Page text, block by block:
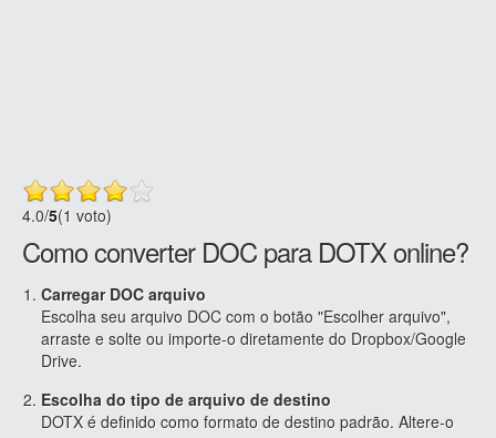
4.0/5(1 voto)
Como converter DOC para DOTX online?
Carregar DOC arquivo
Escolha seu arquivo DOC com o botão "Escolher arquivo",
arraste e solte ou importe-o diretamente do Dropbox/Google
Drive.
Escolha do tipo de arquivo de destino
DOTX é definido como formato de destino padrão. Altere-o